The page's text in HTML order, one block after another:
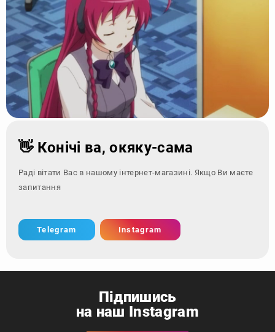
👋 Конічі ва, окяку-сама
Раді вітати Вас в нашому інтернет-магазині. Якщо Ви маєте
запитання - зверніться
Telegram Instagram
Підпишись
на наш Instagram